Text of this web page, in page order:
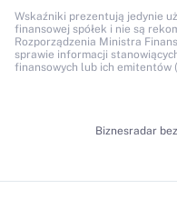
Wskaźniki prezentują jedynie
finansowej spółek i nie są
Rozporządzenia Ministra
sprawie informacji
finansowych lub ich emitentów
Biznesradar